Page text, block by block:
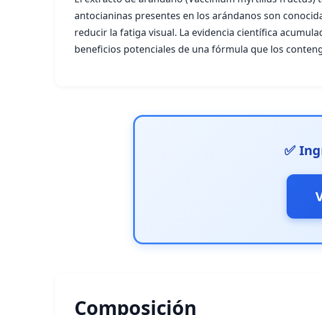
antocianinas presentes en los arándanos son
reducir la fatiga visual. La evidencia científica
beneficios potenciales de una fórmula que los
✅
Composición